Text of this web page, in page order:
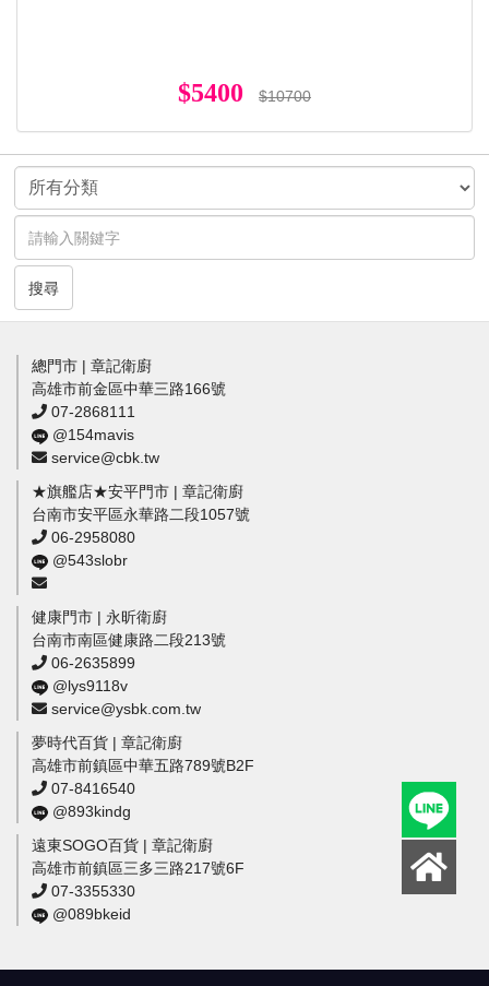
$5400 $10700
搜尋
總門市 | 章記衛廚
高雄市前金區中華三路166號
07-2868111
@154mavis
service@cbk.tw
★旗艦店★安平門市 | 章記衛廚
台南市安平區永華路二段1057號
06-2958080
@543slobr
健康門市 | 永昕衛廚
台南市南區健康路二段213號
06-2635899
@lys9118v
service@ysbk.com.tw
夢時代百貨 | 章記衛廚
高雄市前鎮區中華五路789號B2F
07-8416540
@893kindg
遠東SOGO百貨 | 章記衛廚
高雄市前鎮區三多三路217號6F
07-3355330
@089bkeid